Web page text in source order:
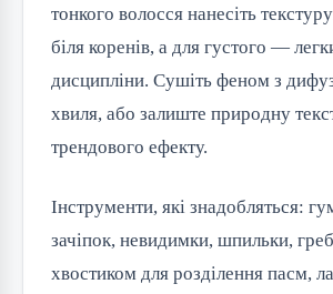
тонкого волосся нанесіть
біля коренів, а для густого —
дисципліни. Сушіть феном з
хвиля, або залиште природну
трендового ефекту.
Інструменти, які знадобляться:
зачіпок, невидимки, шпильки,
хвостиком для розділення пасм,